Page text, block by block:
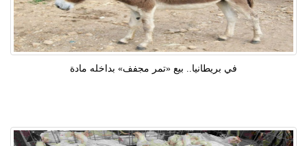
في بريطانيا.. بيع «تمر مجفف» بداخله مادة